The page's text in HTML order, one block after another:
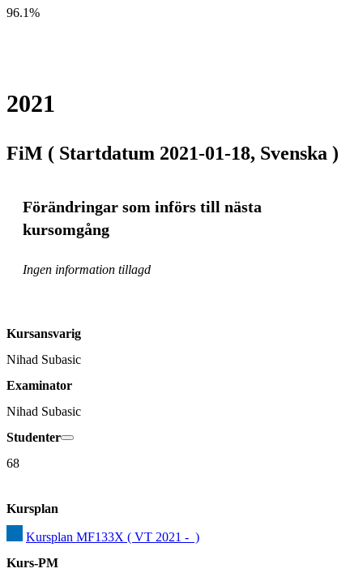
96.1%
2021
FiM ( Startdatum 2021-01-18, Svenska )
Förändringar som införs till nästa
kursomgång
Ingen information tillagd
Kursansvarig
Nihad Subasic
Examinator
Nihad Subasic
Studenter
68
Kursplan
Kursplan MF133X ( VT 2021 -  )
Kurs-PM